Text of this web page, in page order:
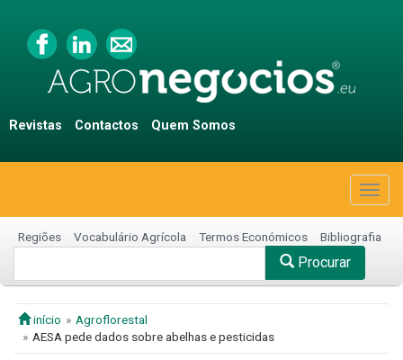
Revistas Contactos Quem Somos
Regiões Vocabulário Agrícola Termos Económicos Bibliografia
Procurar
início
Agroflorestal
AESA pede dados sobre abelhas e pesticidas